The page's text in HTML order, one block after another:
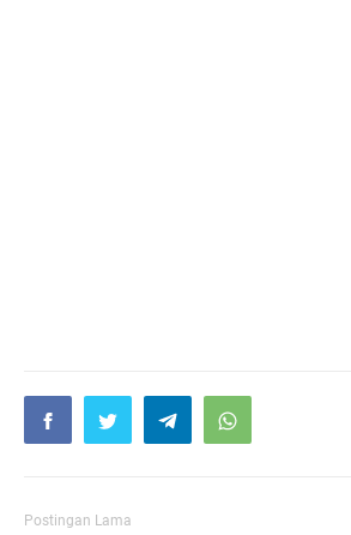
Postingan Lama